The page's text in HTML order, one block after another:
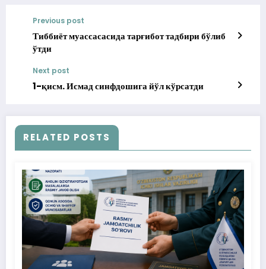
Previous post
Тиббиёт муассасасида тарғибот тадбири бўлиб
ўтди
Next post
1-қисм. Исмад синфдошига йўл кўрсатди
RELATED POSTS